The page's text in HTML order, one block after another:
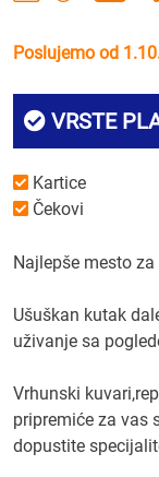
Poslujemo od
VRSTE
Kartice
Čekovi
Najlepše mesto
Ušuškan kutak
uživanje sa
Vrhunski
pripremiće za vas
dopustite